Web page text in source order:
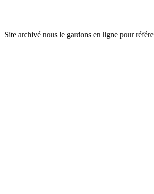
Site archivé nous le gardons en ligne pour